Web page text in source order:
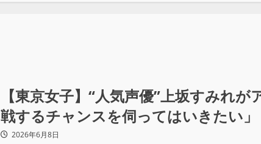
【東京女子】“人気声優”上坂すみれ
戦するチャンスを伺ってはいきたい」
2026年6月8日